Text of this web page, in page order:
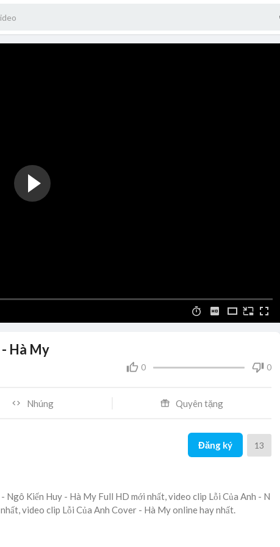
Hà My
0 0
Nhúng Quyên tặng
Đăng ký 13
Ngô Kiến Huy - Hà My Full HD mới nhất, video clip Lỗi Của Anh - N
video clip Lỗi Của Anh Cover - Hà My online hay nhất.